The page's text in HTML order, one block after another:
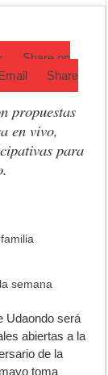
apuesta al arte
Share on
Email
Share
propuestas
en vivo,
para
semana
Udaondo será
abiertas a la
de la
toma